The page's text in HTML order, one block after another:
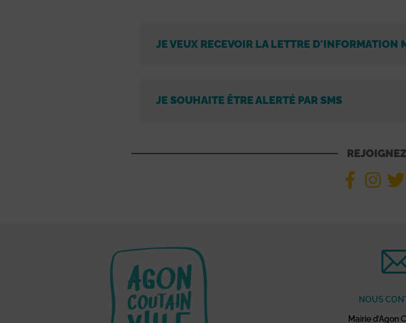
JE VEUX RECEVOIR LA LETTRE D'INFORMATION
JE SOUHAITE ÊTRE ALERTÉ PAR SMS
NOUS
Mairie d’Agon